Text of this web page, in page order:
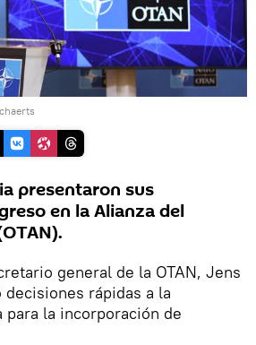
presentaron sus
en la Alianza del
general de la OTAN, Jens
rápidas a la
para la incorporación de